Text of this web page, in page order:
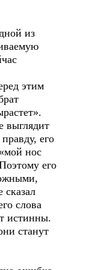
из
этим
выглядит
его
нос
его
слова
истинны.
станут